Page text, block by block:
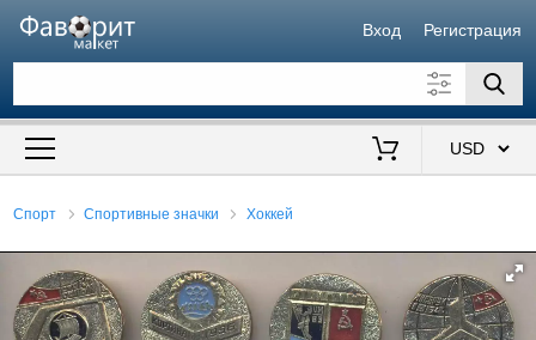
Вход Регистрация
Искать также в описании
Спорт Спортивные значки Хоккей